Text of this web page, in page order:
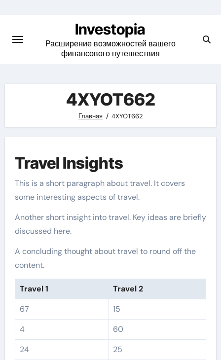
content
Investopia
Расширение возможностей вашего
финансового путешествия
4XYOT662
Главная 4XYOT662
Travel Insights
This is a short paragraph about travel. It covers
some interesting aspects of travel.
Another short insight into travel. Key ideas are briefly
discussed here.
A concluding thought about travel to round off the
content.
Travel 1
Travel 2
67
15
4
60
24
25